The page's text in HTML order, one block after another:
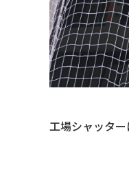
工場シャッタ